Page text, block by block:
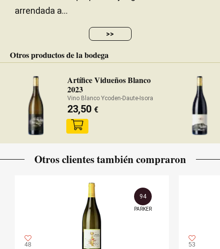
arrendada a...
>>
Otros productos de la bodega
Artífice Vidueños Blanco
2023
Vino Blanco Ycoden-Daute-Isora
23,50 €
Otros clientes también compraron
48
94
PARKER
53